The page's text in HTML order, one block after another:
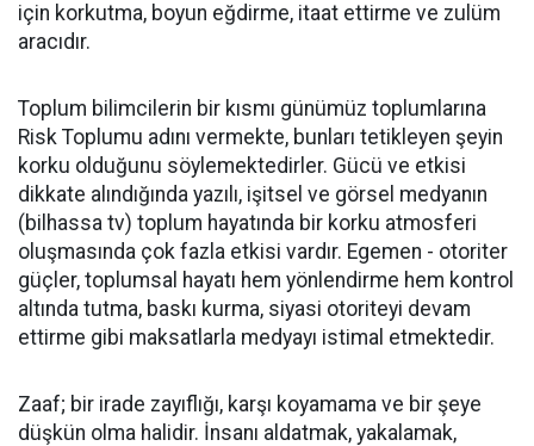
için korkutma, boyun eğdirme, itaat ettirme ve zulüm
aracıdır.
Toplum bilimcilerin bir kısmı günümüz toplumlarına
Risk Toplumu adını vermekte, bunları tetikleyen şeyin
korku olduğunu söylemektedirler. Gücü ve etkisi
dikkate alındığında yazılı, işitsel ve görsel medyanın
(bilhassa tv) toplum hayatında bir korku atmosferi
oluşmasında çok fazla etkisi vardır. Egemen - otoriter
güçler, toplumsal hayatı hem yönlendirme hem kontrol
altında tutma, baskı kurma, siyasi otoriteyi devam
ettirme gibi maksatlarla medyayı istimal etmektedir.
Zaaf; bir irade zayıflığı, karşı koyamama ve bir şeye
düşkün olma halidir. İnsanı aldatmak, yakalamak,